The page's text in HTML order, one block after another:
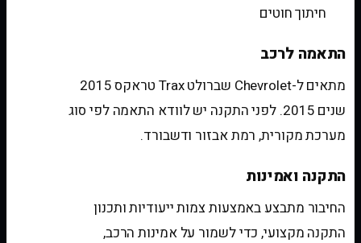
חיתוך חוטים
התאמה לרכב
מתאים ל-Chevrolet שברולט Trax טראקס 2015
שנים 2015. לפני התקנה יש לוודא התאמה לפי סוג
מערכת מקורית, רמת אבזור ודשבורד.
התקנה ואמינות
החיבור מתבצע באמצעות צמות ייעודיות ותכנון
התקנה מקצועי, כדי לשמור על אמינות הרכב,